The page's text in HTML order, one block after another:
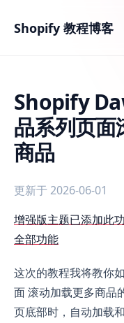
Shopify 教程博客
Shopify
品系列页面
商品
更新于 2026-06-01
Shopify Dawn 等官
增强版主题已添加此
全部功能
这次的教程我将教你
面 滚动加载更多商品
页底部时，自动加载